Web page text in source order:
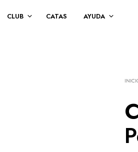
CLUB CATAS AYUDA